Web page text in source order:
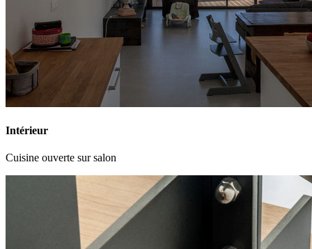
Intérieur
Cuisine ouverte sur salon